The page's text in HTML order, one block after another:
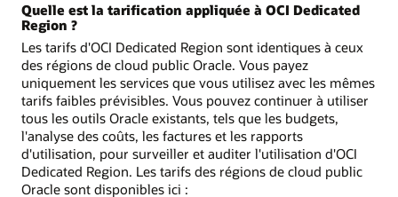
Quelle est la tarification appliquée à OCI Dedicated
Region ?
Les tarifs d'OCI Dedicated Region sont identiques à ceux
des régions de cloud public Oracle. Vous payez
uniquement les services que vous utilisez avec les mêmes
tarifs faibles prévisibles. Vous pouvez continuer à utiliser
tous les outils Oracle existants, tels que les budgets,
l'analyse des coûts, les factures et les rapports
d'utilisation, pour surveiller et auditer l'utilisation d'OCI
Dedicated Region. Les tarifs des régions de cloud public
Oracle sont disponibles ici :